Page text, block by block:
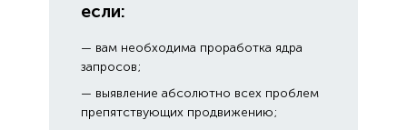
если:
— вам необходима проработка ядра
запросов;
— выявление абсолютно всех проблем
препятствующих продвижению;